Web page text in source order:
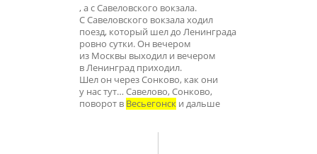
, а с Савеловского вокзала.
С Савеловского вокзала ходил
поезд, который шел до Ленинграда
ровно сутки. Он вечером
из Москвы выходил и вечером
в Ленинград приходил.
Шел он через Сонково, как они
у нас тут… Савелово, Сонково,
поворот в Весьегонск и дальше